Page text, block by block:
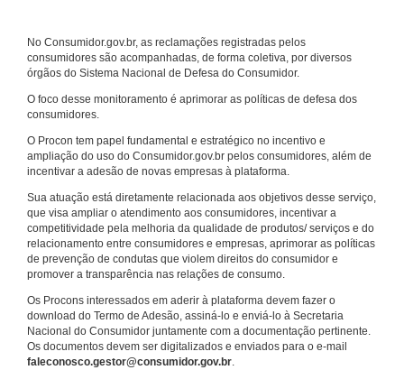
No Consumidor.gov.br, as reclamações registradas pelos
consumidores são acompanhadas, de forma coletiva, por diversos
órgãos do Sistema Nacional de Defesa do Consumidor.
O foco desse monitoramento é aprimorar as políticas de defesa dos
consumidores.
O Procon tem papel fundamental e estratégico no incentivo e
ampliação do uso do Consumidor.gov.br pelos consumidores, além de
incentivar a adesão de novas empresas à plataforma.
Sua atuação está diretamente relacionada aos objetivos desse serviço,
que visa ampliar o atendimento aos consumidores, incentivar a
competitividade pela melhoria da qualidade de produtos/ serviços e do
relacionamento entre consumidores e empresas, aprimorar as políticas
de prevenção de condutas que violem direitos do consumidor e
promover a transparência nas relações de consumo.
Os Procons interessados em aderir à plataforma devem fazer o
download do Termo de Adesão, assiná-lo e enviá-lo à Secretaria
Nacional do Consumidor juntamente com a documentação pertinente.
Os documentos devem ser digitalizados e enviados para o e-mail
faleconosco.gestor@consumidor.gov.br.